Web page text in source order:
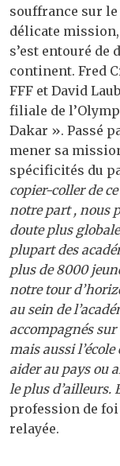
souffrance sur
délicate
s’est entouré
continent. Fred
FFF et David
filiale de
Dakar ». Passé
mener sa
spécificités du
copier-coller de
notre part , nous
doute plus
plupart des
plus de 8000
notre tour
au sein de
accompagnés
mais aussi
aider au pays ou
le plus d’ailleurs.
profession de foi
relayée.